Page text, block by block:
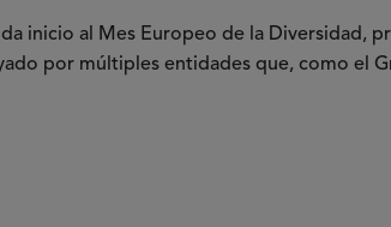
inicio al Mes Europeo de la Diversidad,
por múltiples entidades que, como el